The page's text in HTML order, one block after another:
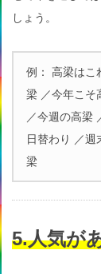
しょう。
例： 高梁はこ
梁 ／今年こそ
／今週の高梁
日替わり ／週
梁
5.人気が